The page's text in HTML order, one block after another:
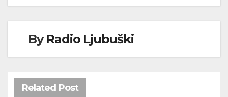
ByRadio Ljubuški
Related Post